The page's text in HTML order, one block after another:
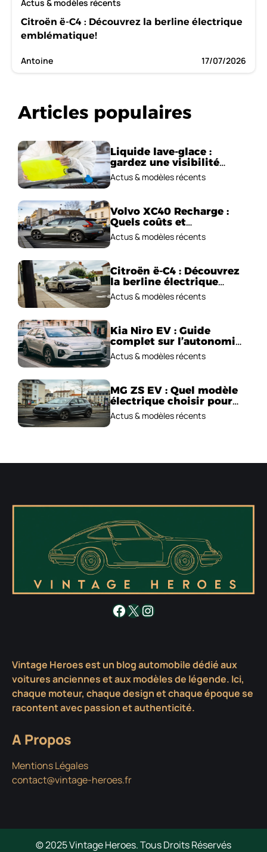
Actus & modèles récents
Citroën ë-C4 : Découvrez la berline électrique
emblématique!
Antoine 17/07/2026
Articles populaires
Liquide lave-glace :
gardez une visibilité
parfaite en voiture
Actus & modèles récents
Volvo XC40 Recharge :
Quels coûts et
performances
électriques ?
Actus & modèles récents
Citroën ë-C4 : Découvrez
la berline électrique
emblématique!
Actus & modèles récents
Kia Niro EV : Guide
complet sur l’autonomie
et le prix !
Actus & modèles récents
MG ZS EV : Quel modèle
électrique choisir pour
2026 ?
Actus & modèles récents
Facebook
X Instagram
Vintage Heroes est un blog automobile dédié aux
voitures anciennes et aux modèles de légende. Ici,
chaque moteur, chaque design et chaque époque se
racontent avec passion et authenticité.
A Propos
Mentions Légales
contact@vintage-heroes.fr
© 2025 Vintage Heroes. Tous Droits Réservés